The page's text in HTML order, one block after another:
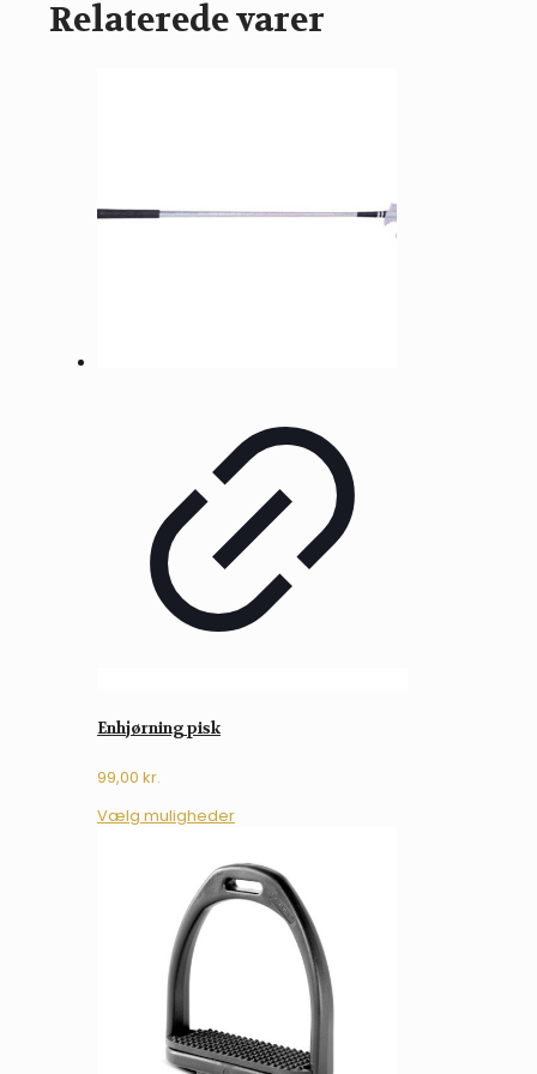
Relaterede varer
Enhjørning pisk
99,00 kr.
Vælg mulighederDette
har
flere
varianter.
Mulighederne